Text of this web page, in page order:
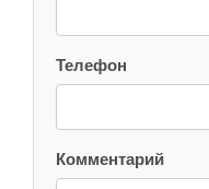
Телефон
Комментарий